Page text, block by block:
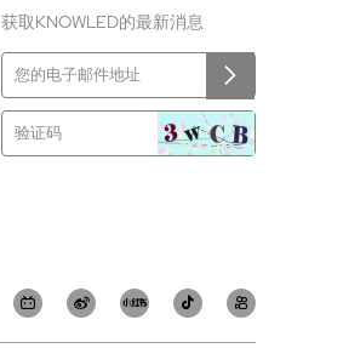
获取KNOWLED的最新消息